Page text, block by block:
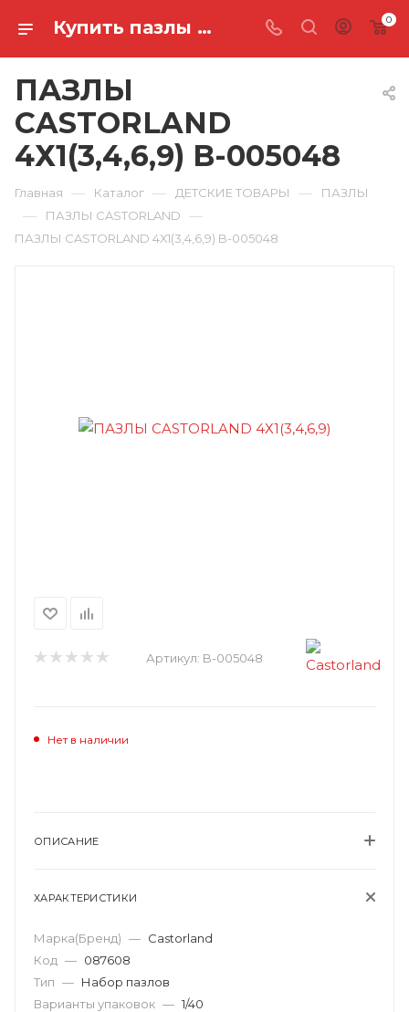
Купить пазлы castorland 4х1(3,4,6,9) B-005048 в Ростове-на-Дону 0
ПАЗЛЫ
CASTORLAND
4Х1(3,4,6,9) B-005048
Главная — Каталог — ДЕТСКИЕ ТОВАРЫ — ПАЗЛЫ
— ПАЗЛЫ CASTORLAND —
ПАЗЛЫ CASTORLAND 4Х1(3,4,6,9) B-005048
Артикул: B-005048
Нет в наличии
ОПИСАНИЕ
ХАРАКТЕРИСТИКИ
Марка(Бренд) — Castorland
Код — 087608
Тип — Набор пазлов
Варианты упаковок — 1/40